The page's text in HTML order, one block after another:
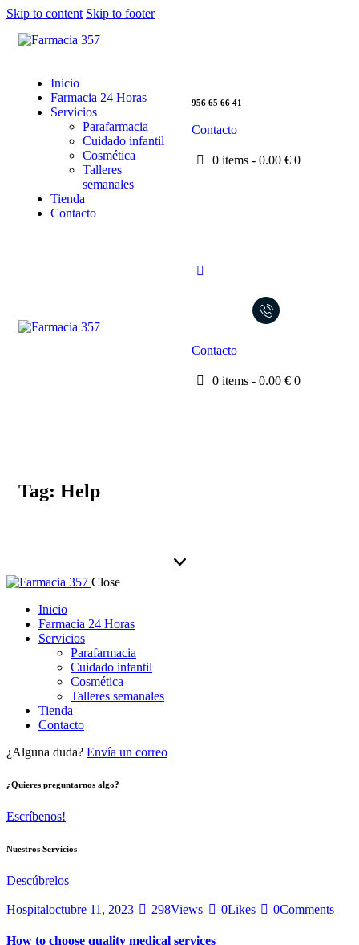
Skip to content Skip to footer
Inicio
Farmacia 24 Horas
Servicios
Parafarmacia
Cuidado infantil
Cosmética
Talleres
semanales
Tienda
Contacto
956 65 66 41
Contacto
0 items -0.00 € 0
Contacto
0 items -0.00 € 0
Tag: Help
Close
Inicio
Farmacia 24 Horas
Servicios
Parafarmacia
Cuidado infantil
Cosmética
Talleres semanales
Tienda
Contacto
¿Alguna duda? Envía un correo
¿Quieres preguntarnos algo?
Escríbenos!
Nuestros Servicios
Descúbrelos
Hospitaloctubre 11, 2023 298Views 0Likes 0Comments
How to choose quality medical services